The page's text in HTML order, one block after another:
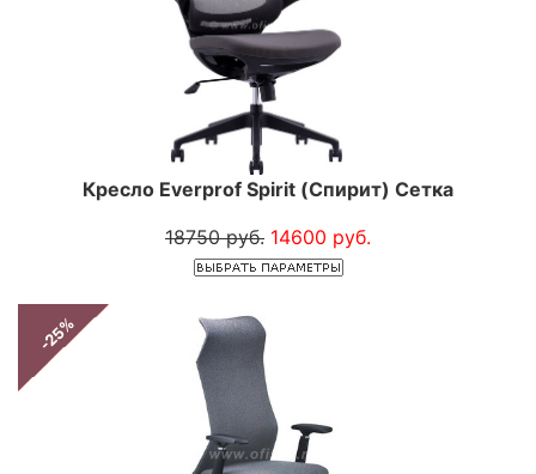
Кресло Everprof Spirit (Спирит) Сетка
18750 руб. 14600 руб.
-25%